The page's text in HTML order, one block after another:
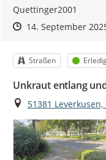
Quettinger2001
Zeitpunkt des
Zeitpunkt des
14. September
Kategorie
Straßen Status
Unkraut entlang
Ort
51381